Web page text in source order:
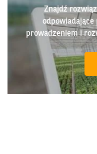
Znajdź
prowadzeniem i